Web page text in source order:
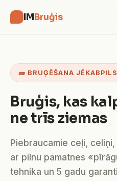
IMBruģis
🧱 BRUĢĒŠANA
Bruģis, kas
ne trīs ziemas
Piebraucamie ceļi,
ar pilnu pamatnes
tehnika un 5 gadu